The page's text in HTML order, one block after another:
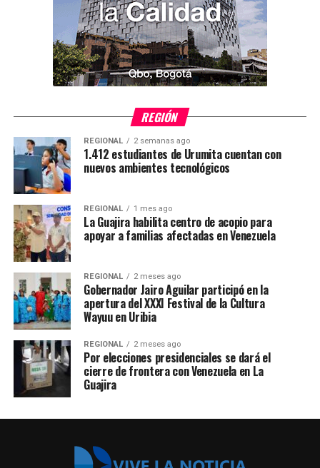
REGIÓN
REGIONAL 2 semanas ago
1.412 estudiantes de Urumita cuentan con
nuevos ambientes tecnológicos
REGIONAL 1 mes ago
La Guajira habilita centro de acopio para
apoyar a familias afectadas en Venezuela
REGIONAL 2 meses ago
Gobernador Jairo Aguilar participó en la
apertura del XXXI Festival de la Cultura
Wayuu en Uribia
REGIONAL 2 meses ago
Por elecciones presidenciales se dará el
cierre de frontera con Venezuela en La
Guajira